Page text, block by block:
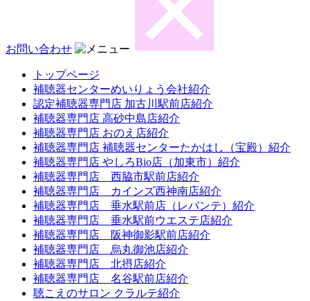
お問い合わせ
トップページ
補聴器センターめいりょう会社紹介
認定補聴器専門店 加古川駅前店紹介
補聴器専門店 高砂中島店紹介
補聴器専門店 おのえ店紹介
補聴器専門店 補聴器センターたかはし（宝殿）紹介
補聴器専門店 やしろBio店（加東市）紹介
補聴器専門店 西脇市駅前店紹介
補聴器専門店 カインズ西神南店紹介
補聴器専門店 垂水駅前店（レバンテ）紹介
補聴器専門店 垂水駅前ウエステ店紹介
補聴器専門店 阪神御影駅前店紹介
補聴器専門店 烏丸御池店紹介
補聴器専門店 北摂店紹介
補聴器専門店 名谷駅前店紹介
聴こえのサロン クラルテ紹介